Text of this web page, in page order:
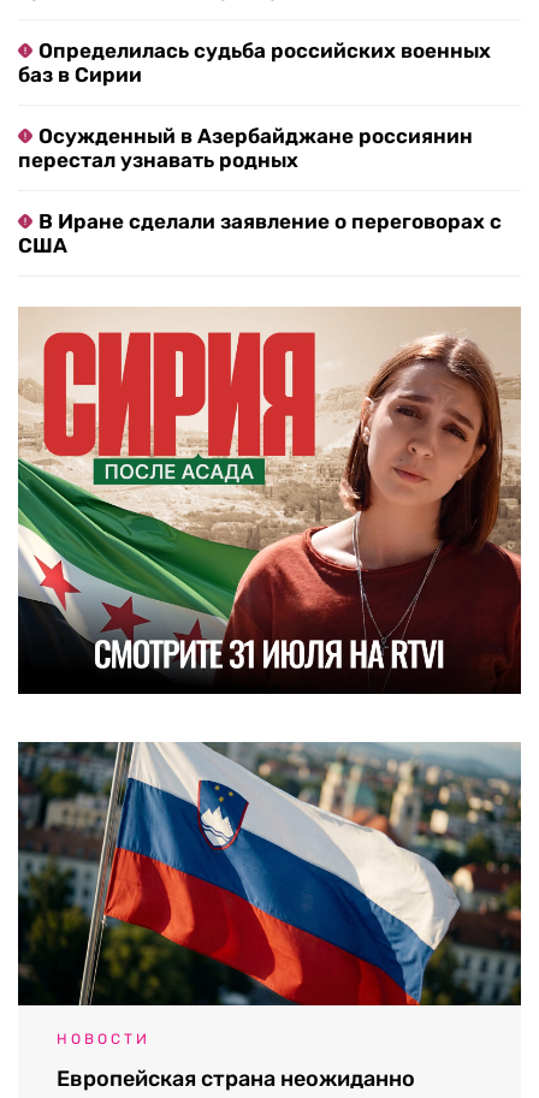
Определилась судьба российских военных
баз в Сирии
Осужденный в Азербайджане россиянин
перестал узнавать родных
В Иране сделали заявление о переговорах с
США
НОВОСТИ
Европейская страна неожиданно